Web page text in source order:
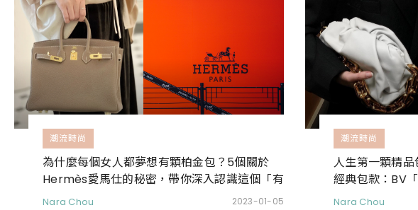
潮流時尚
為什麼每個女人都夢想有顆柏金包？5個關於
Hermès愛馬仕的秘密，帶你深入認識這個「有
錢也買不到」的高奢精品包品牌
Nara Chou 2023-01-05
潮流時尚
人生第一顆精
經典包款：BV
妃包」連Jisoo也
Nara Chou